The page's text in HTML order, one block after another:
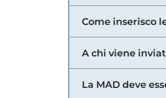
Come inserisco
A chi viene
La MAD deve